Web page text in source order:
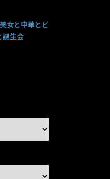
女と中華とビ
誕生会